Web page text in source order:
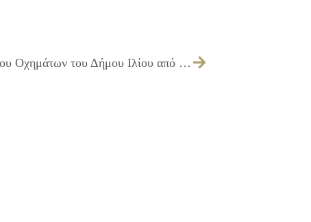
05/02/2018 Υπηρεσία Τεχνικού Ελέγχου Οχημάτων του Δήμου Ιλίου από ΚΤΕΟ για το έτος 2018